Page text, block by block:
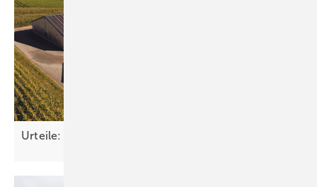
Urteile: Die Fallstricke des